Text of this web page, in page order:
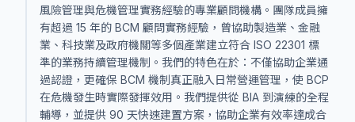
風險管理與危機管理實務經驗的專業顧問機構。團隊成員擁
有超過 15 年的 BCM 顧問實務經驗，曾協助製造業、金融
業、科技業及政府機關等多個產業建立符合 ISO 22301 標
準的業務持續管理機制。我們的特色在於：不僅協助企業通
過認證，更確保 BCM 機制真正融入日常營運管理，使 BCP
在危機發生時實際發揮效用。我們提供從 BIA 到演練的全程
輔導，並提供 90 天快速建置方案，協助企業有效率達成合